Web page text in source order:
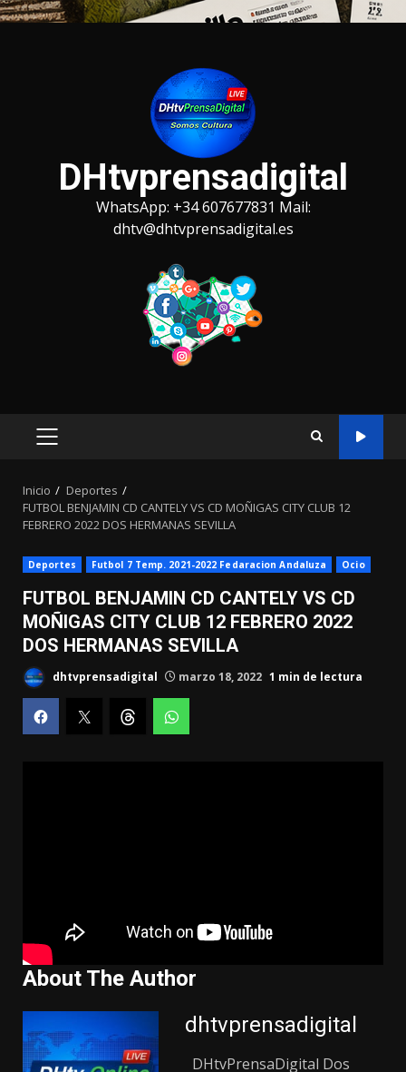
DHtvprensadigital
WhatsApp: +34 607677831 Mail:
dhtv@dhtvprensadigital.es
MENÚ
Inicio
Deportes
FUTBOL BENJAMIN CD CANTELY VS CD MOÑIGAS CITY CLUB 12
FEBRERO 2022 DOS HERMANAS SEVILLA
Deportes Futbol 7 Temp. 2021-2022 Fedaracion Andaluza Ocio
FUTBOL BENJAMIN CD CANTELY VS CD
MOÑIGAS CITY CLUB 12 FEBRERO 2022
DOS HERMANAS SEVILLA
dhtvprensadigital marzo 18, 2022 1 min de lectura
About The Author
dhtvprensadigital
DHtvPrensaDigital Dos